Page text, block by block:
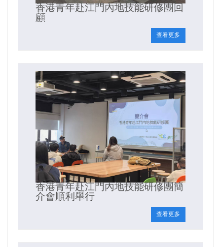
香港青年赴江門內地技能研修團回
顧
查看更多
香港青年赴江門內地技能研修團簡
介會順利舉行
查看更多